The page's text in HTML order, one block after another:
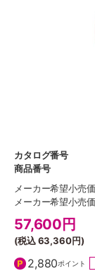
カタログ番号
商品番号
メーカー希望小売
メーカー希望小売
57,600 円
(税込63,360円)
2,880ポイント